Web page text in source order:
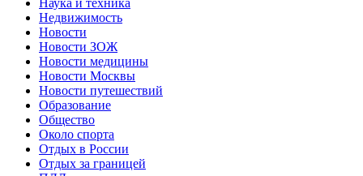
Недвижимость
Новости
Новости ЗОЖ
Новости медицины
Новости Москвы
Новости путешествий
Образование
Общество
Около спорта
Отдых в России
Отдых за границей